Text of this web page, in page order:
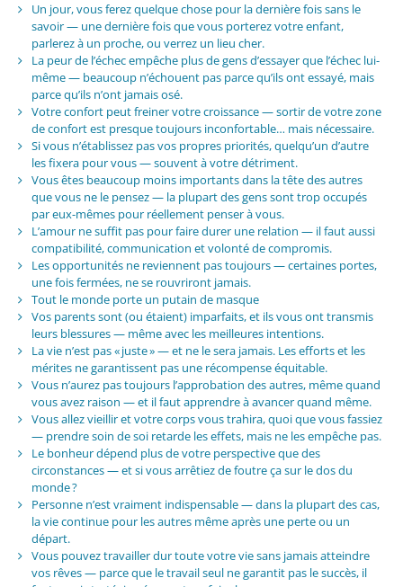
Un jour, vous ferez quelque chose pour la dernière fois sans le
savoir — une dernière fois que vous porterez votre enfant,
parlerez à un proche, ou verrez un lieu cher.
La peur de l’échec empêche plus de gens d’essayer que l’échec lui-
même — beaucoup n’échouent pas parce qu’ils ont essayé, mais
parce qu’ils n’ont jamais osé.
Votre confort peut freiner votre croissance — sortir de votre zone
de confort est presque toujours inconfortable… mais nécessaire.
Si vous n’établissez pas vos propres priorités, quelqu’un d’autre
les fixera pour vous — souvent à votre détriment.
Vous êtes beaucoup moins importants dans la tête des autres
que vous ne le pensez — la plupart des gens sont trop occupés
par eux-mêmes pour réellement penser à vous.
L’amour ne suffit pas pour faire durer une relation — il faut aussi
compatibilité, communication et volonté de compromis.
Les opportunités ne reviennent pas toujours — certaines portes,
une fois fermées, ne se rouvriront jamais.
Tout le monde porte un putain de masque
Vos parents sont (ou étaient) imparfaits, et ils vous ont transmis
leurs blessures — même avec les meilleures intentions.
La vie n’est pas « juste » — et ne le sera jamais. Les efforts et les
mérites ne garantissent pas une récompense équitable.
Vous n’aurez pas toujours l’approbation des autres, même quand
vous avez raison — et il faut apprendre à avancer quand même.
Vous allez vieillir et votre corps vous trahira, quoi que vous fassiez
— prendre soin de soi retarde les effets, mais ne les empêche pas.
Le bonheur dépend plus de votre perspective que des
circonstances — et si vous arrêtiez de foutre ça sur le dos du
monde ?
Personne n’est vraiment indispensable — dans la plupart des cas,
la vie continue pour les autres même après une perte ou un
départ.
Vous pouvez travailler dur toute votre vie sans jamais atteindre
vos rêves — parce que le travail seul ne garantit pas le succès, il